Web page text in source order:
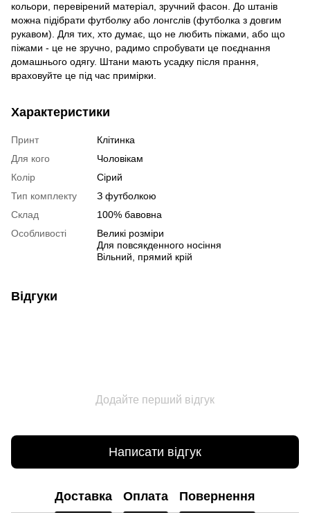
кольори, перевірений матеріал, зручний фасон. До штанів
можна підібрати футболку або лонгслів (футболка з довгим
рукавом). Для тих, хто думає, що не любить піжами, або що
піжами - це не зручно, радимо спробувати це поєднання
домашнього одягу. Штани мають усадку після прання,
враховуйте це під час примірки.
Характеристики
Принт
Клітинка
Для кого
Чоловікам
Колір
Сірий
Тип комплекту
З футболкою
Склад
100% бавовна
Особливості
Великі розміри
Для повсякденного носіння
Вільний, прямий крій
Відгуки
Додайте перший відгук
Написати відгук
Доставка Оплата Повернення